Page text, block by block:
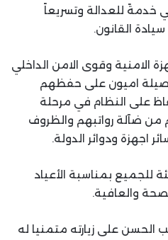
للعدالة وتسريعاً
القانون.
الامنية وقوى الامن الداخلي
فصيلة اميون على حفظهم
على النظام في مرحلة
من ضآلة رواتبهم والظروف
اجهزة ودوائر الدولة.
للجميع بمناسبة الأعياد
والعافية.
الحسن على زيارته متمنيا له